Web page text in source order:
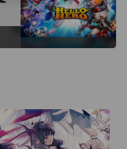
通常では手に入らない